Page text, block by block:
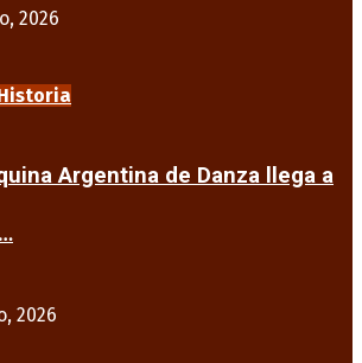
2026
Argentina de Danza llega a
2026